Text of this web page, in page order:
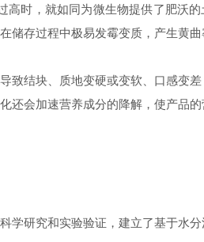
高时，就如同为微生物提供了肥沃的
储存过程中极易发霉变质，产生黄
致结块、质地变硬或变软、口感变差
还会加速营养成分的降解，使产品的
学研究和实验验证，建立了基于水